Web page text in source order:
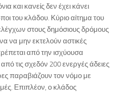
και κανείς δεν έχει κάνει
του κλάδου. Κύριο αίτημα του
στους δημόσιους δρόμους
να μην εκτελούν αστικές
από την ισχύουσα
τις σχεδόν 200 ενεργές άδειες
παραβιάζουν τον νόμο με
Επιπλέον, ο κλάδος